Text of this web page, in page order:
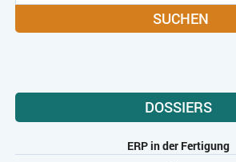
SWONET TRANSPORTLOGISTIK / LAGER
WEBDESIGN
SUCHEN
DOSSIERS
ERP in der Fertigung